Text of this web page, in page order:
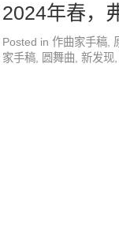
2024年春
Posted in 作曲家手稿
家手稿
圆舞曲 新发现